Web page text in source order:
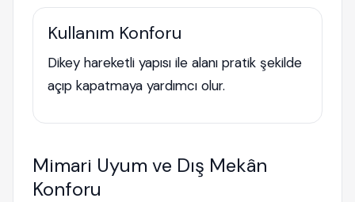
Kullanım Konforu
Dikey hareketli yapısı ile alanı pratik şekilde
açıp kapatmaya yardımcı olur.
Mimari Uyum ve Dış Mekân
Konforu